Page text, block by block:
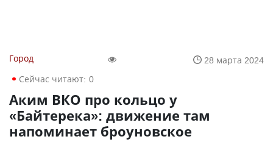
Город
28 марта 2024
Сейчас читают: 0
Аким ВКО про кольцо у
«Байтерека»: движение там
напоминает броуновское